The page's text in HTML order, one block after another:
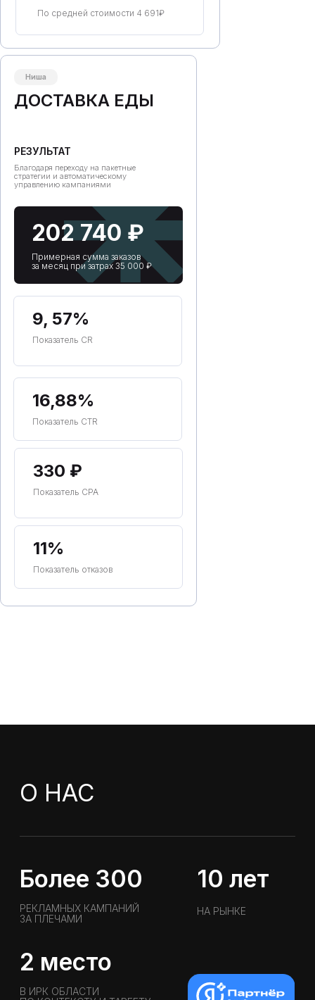
По средней стоимости 4 691₽
РЕЗУЛЬТАТ
ДОСТАВКА ЕДЫ
Благодаря переходу на пакетные
стратегии и автоматическому
управлению кампаниями
Ниша
9, 57%
16,88%
330 ₽
11%
Показатель CR
Показатель CTR
Показатель CPA
Показатель отказов
202 740 ₽
Примерная сумма заказов
за месяц при затрах 35 000 ₽